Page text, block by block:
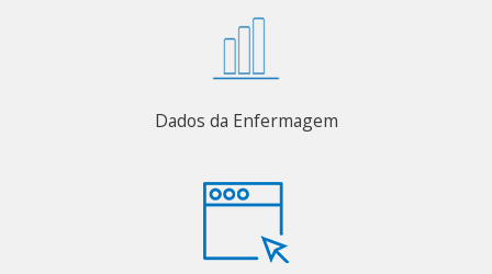
Dados da Enfermagem